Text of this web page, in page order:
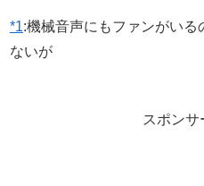
*1:機械音声にもファンがいる
ないが
スポンサ